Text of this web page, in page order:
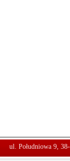
ul. Południowa 9,